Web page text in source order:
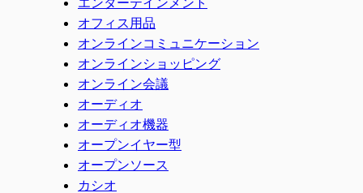
オフィス用品
オンラインコミュニケーション
オンラインショッピング
オンライン会議
オーディオ
オーディオ機器
オープンイヤー型
オープンソース
カシオ